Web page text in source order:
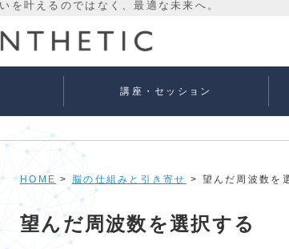
講座・セッション
HOME > 脳の仕組みと引き寄せ > 望んだ周波数を
望んだ周波数を選択する